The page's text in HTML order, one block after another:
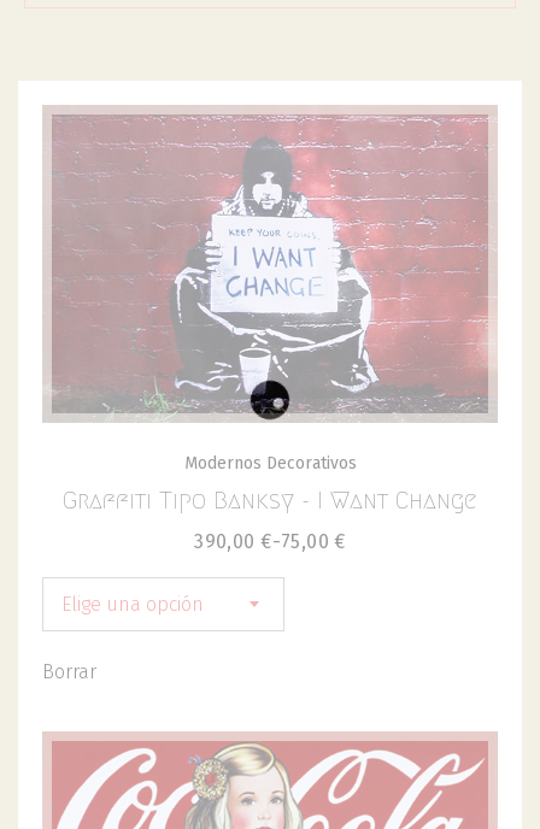
Modernos Decorativos
Graffiti Tipo Banksy - I Want Change
75,00 €
-
390,00 €
Elige una opción
Borrar